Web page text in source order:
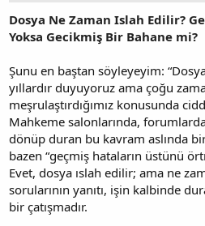
l
a
n
t
a
h
i
Dosya Ne Zaman Islah Edilir?
Yoksa Gecikmiş Bir Bahane mi?
Şunu en baştan söyleyeyim:
yıllardır duyuyoruz ama çoğu
meşrulaştırdığımız konusunda
Mahkeme salonlarında,
dönüp duran bu kavram aslında
bazen “geçmiş hataların üstünü
Evet, dosya ıslah edilir; ama ne
sorularının yanıtı, işin kalbinde
bir çatışmadır.